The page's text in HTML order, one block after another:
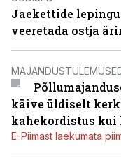
Jaekettide
veeretada ostja
käive üldiselt
kahekordistus kui
E-Piimast laekumata